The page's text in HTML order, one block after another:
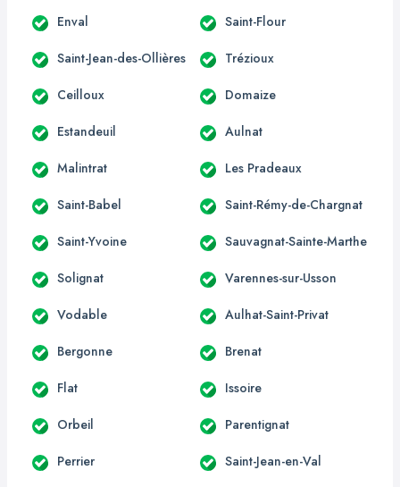
Enval Saint-Flour
Saint-Jean-des-Ollières Trézioux
Ceilloux Domaize
Estandeuil Aulnat
Malintrat Les Pradeaux
Saint-Babel Saint-Rémy-de-Chargnat
Saint-Yvoine Sauvagnat-Sainte-Marthe
Solignat Varennes-sur-Usson
Vodable Aulhat-Saint-Privat
Bergonne Brenat
Flat Issoire
Orbeil Parentignat
Perrier Saint-Jean-en-Val